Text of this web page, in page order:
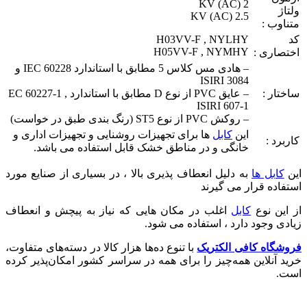
ولتاژ
متناوب :
2 KV (AC)
2.5 KV (AC)
کد
اختصاری :
H03VV-F , NYLHY
H05VV-F , NYMHY
ساختار :
– هادی مس کلاس 5 مطابق با استاندارد IEC 60228 و
ISIRI 3084
– عایق PVC از نوع D مطابق با استاندارد EC 60227-1 ,
ISIRI 607-1
– روکش PVC از نوع ST5 (رنگ بندی طبق در خواست)
کاربرد :
این کابل ها برای تجهیزات روشنایی و تجهیزات اداری و
خانگی و در مناطق خشک قابل استفاده می باشد.
اینکابل ها به دلیل انعطاف پذیری بالا ، در بسیاری از صنایع مورد
استفاده قرار می گیرند
از این نوع کابل اغلب در مکان هایی که نیاز به پیچش و انعطاف
زیادی وجود دارد ، استفاده می شود.
فروشگاه کافی الکتریک با تنوع ده‌ها هزار کالا در دسته‌های متفاوت،
خرید آنلاین همه‌چیز را برای همه در سراسر کشور امکان‌پذیر کرده
است.